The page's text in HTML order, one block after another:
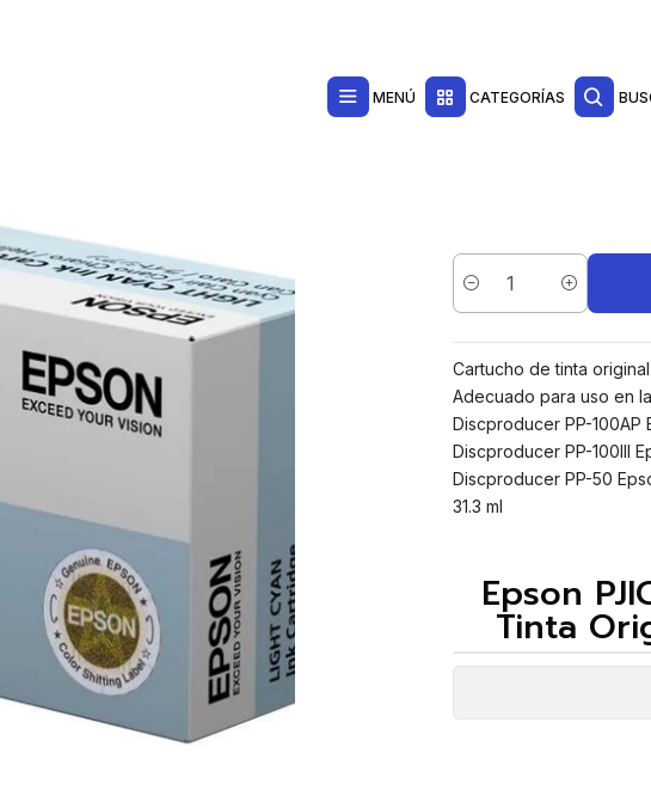
MENÚ CATEGORÍAS
Epson PJIC2/PJIC7 Cyan Light Cartucho de Tinta Original - C13S020689/C13S020448
Cantidad
Cartucho de tinta
Adecuado para uso en
Discproducer PP-100AP
Discproducer PP-100III
Discproducer PP-50
31.3 ml
Epson
Tinta